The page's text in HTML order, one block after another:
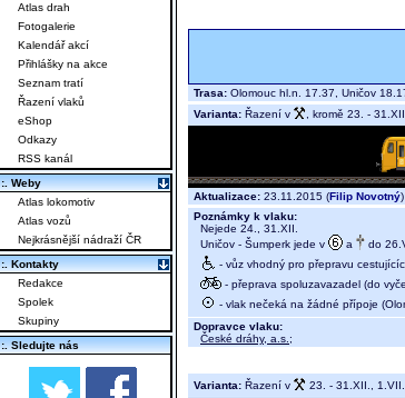
Trasa: Olomouc hl.n. 17.37, Uničov
Varianta: Řazení v , kromě 23. -
Aktualizace: 23.11.2015 (Filip Novotný)
Poznámky k vlaku:
Nejede 24., 31.XII.
Uničov - Šumperk jede v
a
do
- vůz vhodný pro přepravu
- přeprava spoluzavazadel (do
- vlak nečeká na žádné přípoje
Dopravce vlaku:
České dráhy, a.s. ;
Varianta: Řazení v 23. - 31.XII.,
Atlas drah
Fotogalerie
Kalendář akcí
Přihlášky na akce
Seznam tratí
Řazení vlaků
eShop
Odkazy
RSS kanál
:. Weby
Atlas lokomotiv
Atlas vozů
Nejkrásnější nádraží ČR
:. Kontakty
Redakce
Spolek
Skupiny
:. Sledujte nás